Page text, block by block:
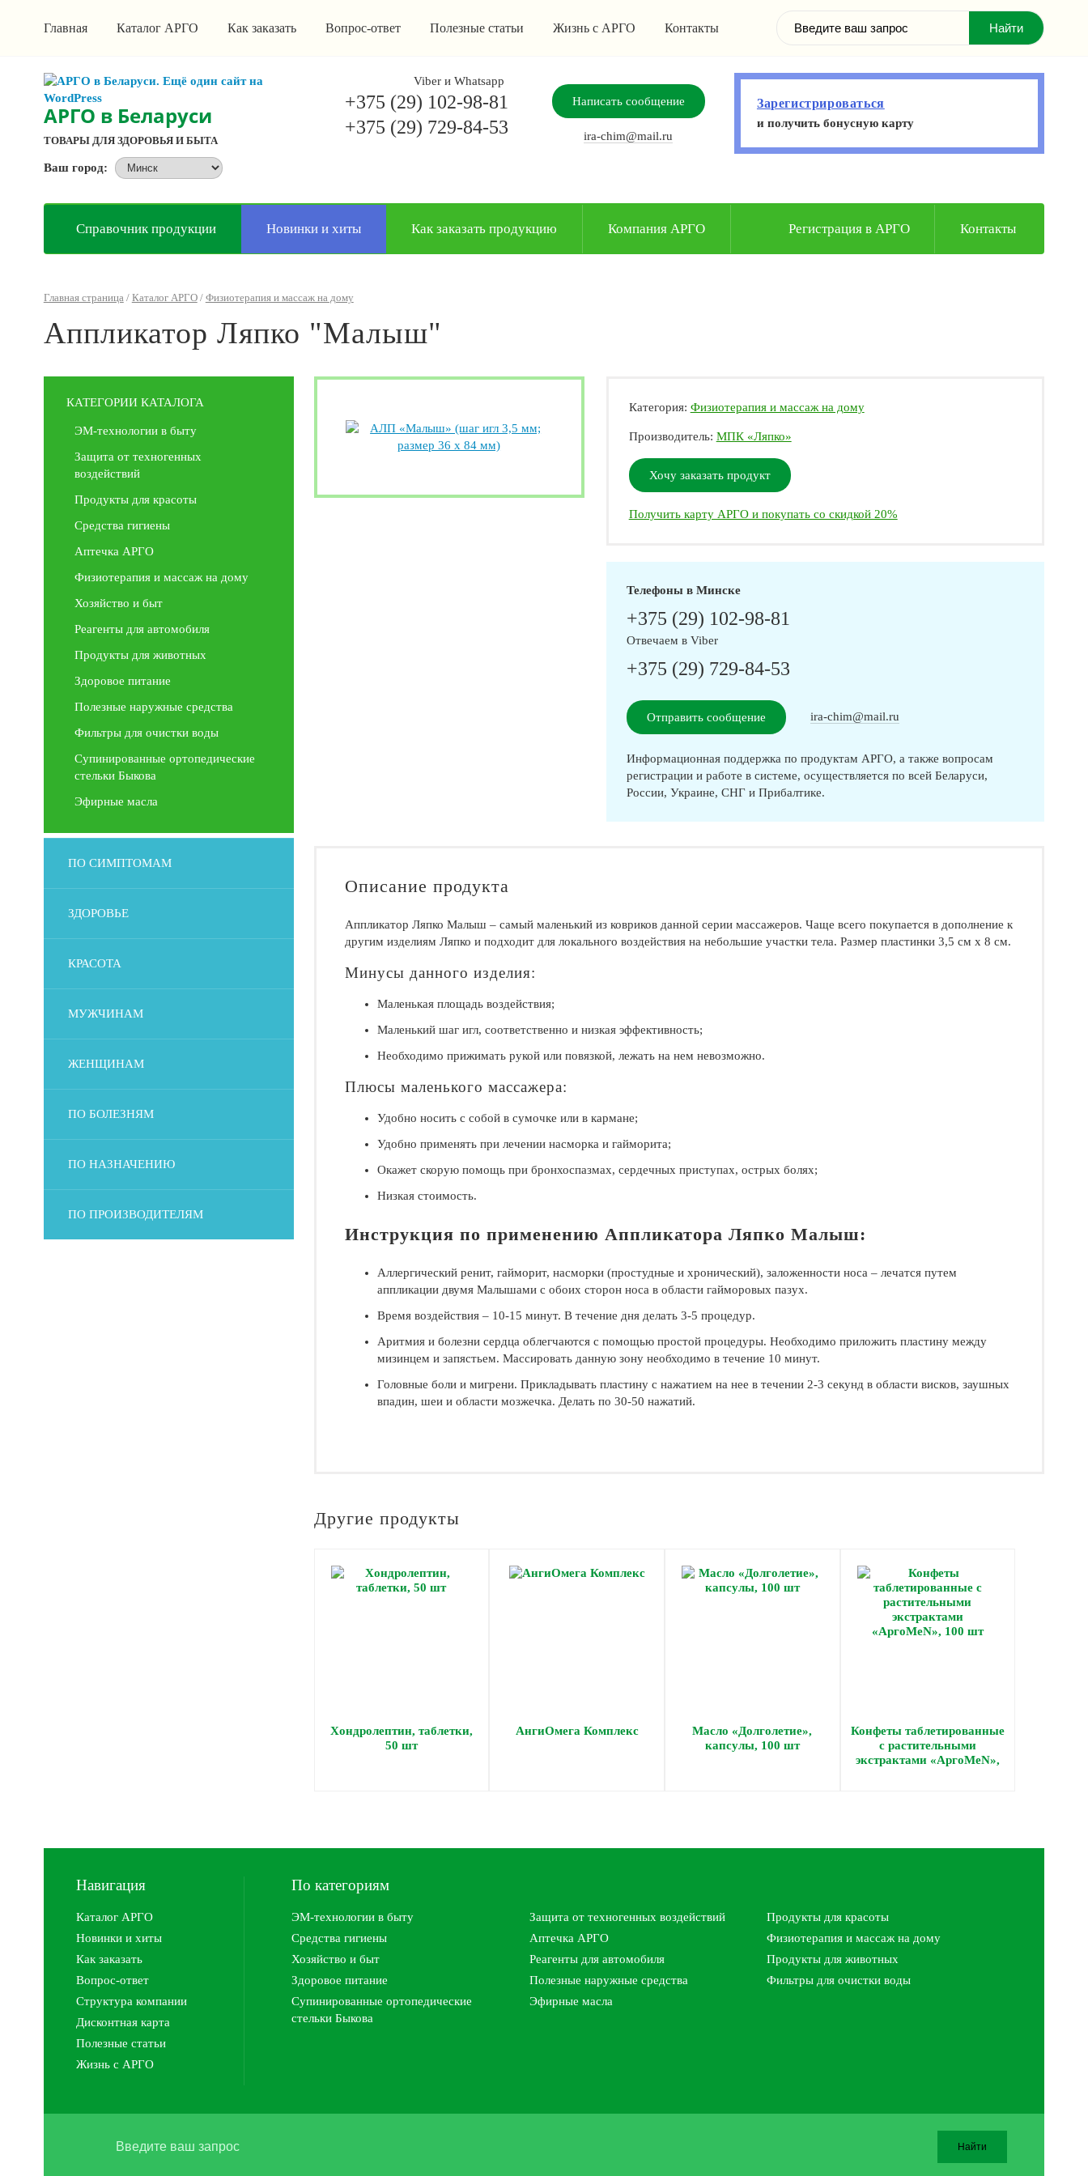
Главная Каталог АРГО Как заказать Вопрос-ответ Полезные статьи Жизнь с АРГО Контакты
АРГО в Беларуси
ТОВАРЫ ДЛЯ ЗДОРОВЬЯ И БЫТА
Ваш город:
Viber и Whatsapp
+375 (29) 102-98-81
+375 (29) 729-84-53
Написать сообщение
ira-chim@mail.ru
Зарегистрироваться
и получить бонусную карту
Справочник продукции Новинки и хиты Как заказать продукцию Компания АРГО Регистрация в АРГО Контакты
Главная страница/ Каталог АРГО/ Физиотерапия и массаж на дому
Аппликатор Ляпко "Малыш"
Категория: Физиотерапия и массаж на дому
Производитель: МПК «Ляпко»
Хочу заказать продукт
Получить карту АРГО и покупать со скидкой 20%
Телефоны в Минске
+375 (29) 102-98-81
Отвечаем в Viber
+375 (29) 729-84-53
Отправить сообщение ira-chim@mail.ru
Информационная поддержка по продуктам АРГО, а также вопросам
регистрации и работе в системе, осуществляется по всей Беларуси,
России, Украине, СНГ и Прибалтике.
Описание продукта
Аппликатор Ляпко Малыш – самый маленький из ковриков данной серии массажеров. Чаще всего покупается в дополнение к
другим изделиям Ляпко и подходит для локального воздействия на небольшие участки тела. Размер пластинки 3,5 см х 8 см.
Минусы данного изделия:
Маленькая площадь воздействия;
Маленький шаг игл, соответственно и низкая эффективность;
Необходимо прижимать рукой или повязкой, лежать на нем невозможно.
Плюсы маленького массажера:
Удобно носить с собой в сумочке или в кармане;
Удобно применять при лечении насморка и гайморита;
Окажет скорую помощь при бронхоспазмах, сердечных приступах, острых болях;
Низкая стоимость.
Инструкция по применению Аппликатора Ляпко Малыш:
Аллергический ренит, гайморит, насморки (простудные и хронический), заложенности носа – лечатся путем
аппликации двумя Малышами с обоих сторон носа в области гайморовых пазух.
Время воздействия – 10-15 минут. В течение дня делать 3-5 процедур.
Аритмия и болезни сердца облегчаются с помощью простой процедуры. Необходимо приложить пластину между
мизинцем и запястьем. Массировать данную зону необходимо в течение 10 минут.
Головные боли и мигрени. Прикладывать пластину с нажатием на нее в течении 2-3 секунд в области висков, заушных
впадин, шеи и области мозжечка. Делать по 30-50 нажатий.
Другие продукты
Хондролептин, таблетки,
50 шт
АнгиОмега Комплекс
Масло «Долголетие»,
капсулы, 100 шт
Конфеты таблетированные
с растительными
экстрактами «АргоMeN»,
КАТЕГОРИИ КАТАЛОГА
ЭМ-технологии в быту
Защита от техногенных
воздействий
Продукты для красоты
Средства гигиены
Аптечка АРГО
Физиотерапия и массаж на дому
Хозяйство и быт
Реагенты для автомобиля
Продукты для животных
Здоровое питание
Полезные наружные средства
Фильтры для очистки воды
Супинированные ортопедические
стельки Быкова
Эфирные масла
ПО СИМПТОМАМ
ЗДОРОВЬЕ
КРАСОТА
МУЖЧИНАМ
ЖЕНЩИНАМ
ПО БОЛЕЗНЯМ
ПО НАЗНАЧЕНИЮ
ПО ПРОИЗВОДИТЕЛЯМ
Навигация
Каталог АРГО
Новинки и хиты
Как заказать
Вопрос-ответ
Структура компании
Дисконтная карта
Полезные статьи
Жизнь с АРГО
По категориям
ЭМ-технологии в быту Защита от техногенных воздействий
Продукты для красоты
Средства гигиены
Аптечка АРГО
Физиотерапия и массаж на дому
Хозяйство и быт
Реагенты для автомобиля
Продукты для животных
Здоровое питание
Полезные наружные средства
Фильтры для очистки воды
Супинированные ортопедические
стельки Быкова
Эфирные масла